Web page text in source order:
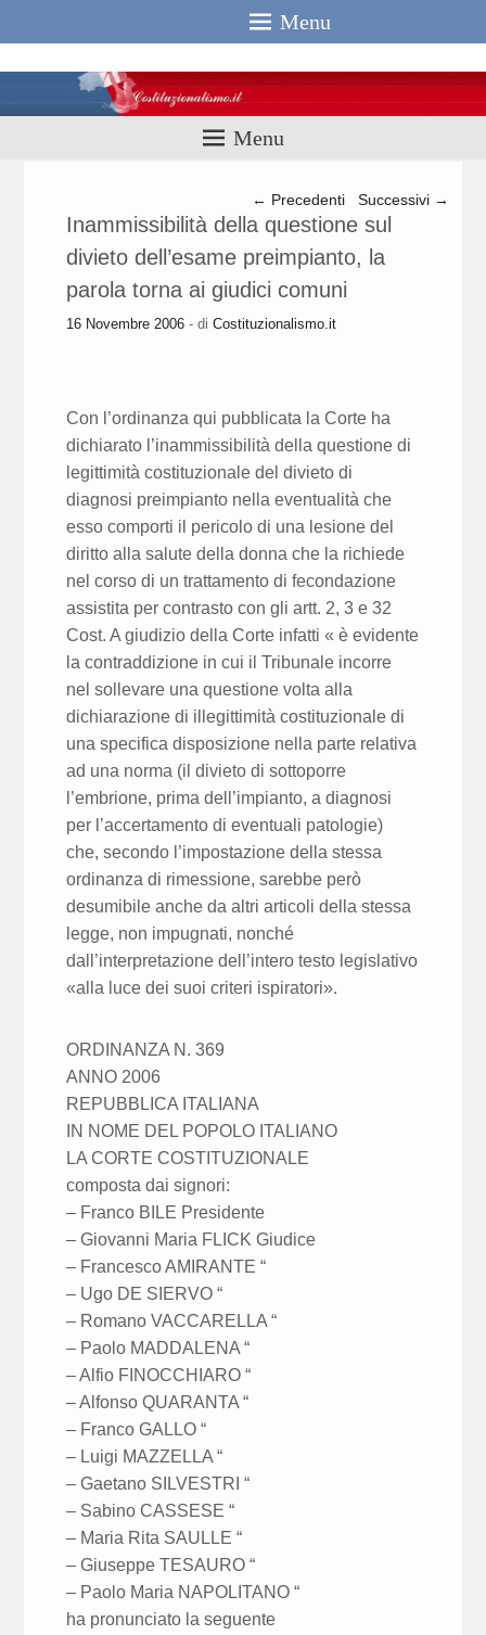
Menu
Menu
Navigazione articolo
← Precedenti Successivi →
Inammissibilità della questione sul
divieto dell’esame preimpianto, la
parola torna ai giudici comuni
16 Novembre 2006 - di Costituzionalismo.it
Con l’ordinanza qui pubblicata la Corte ha
dichiarato l’inammissibilità della questione di
legittimità costituzionale del divieto di
diagnosi preimpianto nella eventualità che
esso comporti il pericolo di una lesione del
diritto alla salute della donna che la richiede
nel corso di un trattamento di fecondazione
assistita per contrasto con gli artt. 2, 3 e 32
Cost. A giudizio della Corte infatti « è evidente
la contraddizione in cui il Tribunale incorre
nel sollevare una questione volta alla
dichiarazione di illegittimità costituzionale di
una specifica disposizione nella parte relativa
ad una norma (il divieto di sottoporre
l’embrione, prima dell’impianto, a diagnosi
per l’accertamento di eventuali patologie)
che, secondo l’impostazione della stessa
ordinanza di rimessione, sarebbe però
desumibile anche da altri articoli della stessa
legge, non impugnati, nonché
dall’interpretazione dell’intero testo legislativo
«alla luce dei suoi criteri ispiratori».
ORDINANZA N. 369
ANNO 2006
REPUBBLICA ITALIANA
IN NOME DEL POPOLO ITALIANO
LA CORTE COSTITUZIONALE
composta dai signori:
– Franco BILE Presidente
– Giovanni Maria FLICK Giudice
– Francesco AMIRANTE “
– Ugo DE SIERVO “
– Romano VACCARELLA “
– Paolo MADDALENA “
– Alfio FINOCCHIARO “
– Alfonso QUARANTA “
– Franco GALLO “
– Luigi MAZZELLA “
– Gaetano SILVESTRI “
– Sabino CASSESE “
– Maria Rita SAULLE “
– Giuseppe TESAURO “
– Paolo Maria NAPOLITANO “
ha pronunciato la seguente